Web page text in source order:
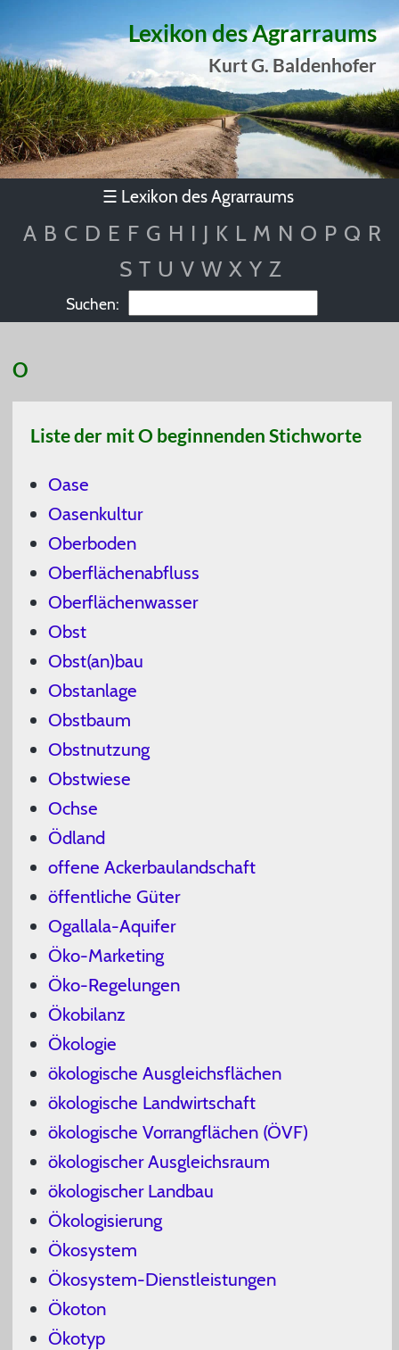
Lexikon des Agrarraums
Kurt G. Baldenhofer
☰ Lexikon des Agrarraums
A B C D E F G H I J K L M N O P Q R
S T U V W X Y Z
Suchen:
O
Liste der mit O beginnenden Stichworte
Oase
Oasenkultur
Oberboden
Oberflächenabfluss
Oberflächenwasser
Obst
Obst(an)bau
Obstanlage
Obstbaum
Obstnutzung
Obstwiese
Ochse
Ödland
offene Ackerbaulandschaft
öffentliche Güter
Ogallala-Aquifer
Öko-Marketing
Öko-Regelungen
Ökobilanz
Ökologie
ökologische Ausgleichsflächen
ökologische Landwirtschaft
ökologische Vorrangflächen (ÖVF)
ökologischer Ausgleichsraum
ökologischer Landbau
Ökologisierung
Ökosystem
Ökosystem-Dienstleistungen
Ökoton
Ökotyp